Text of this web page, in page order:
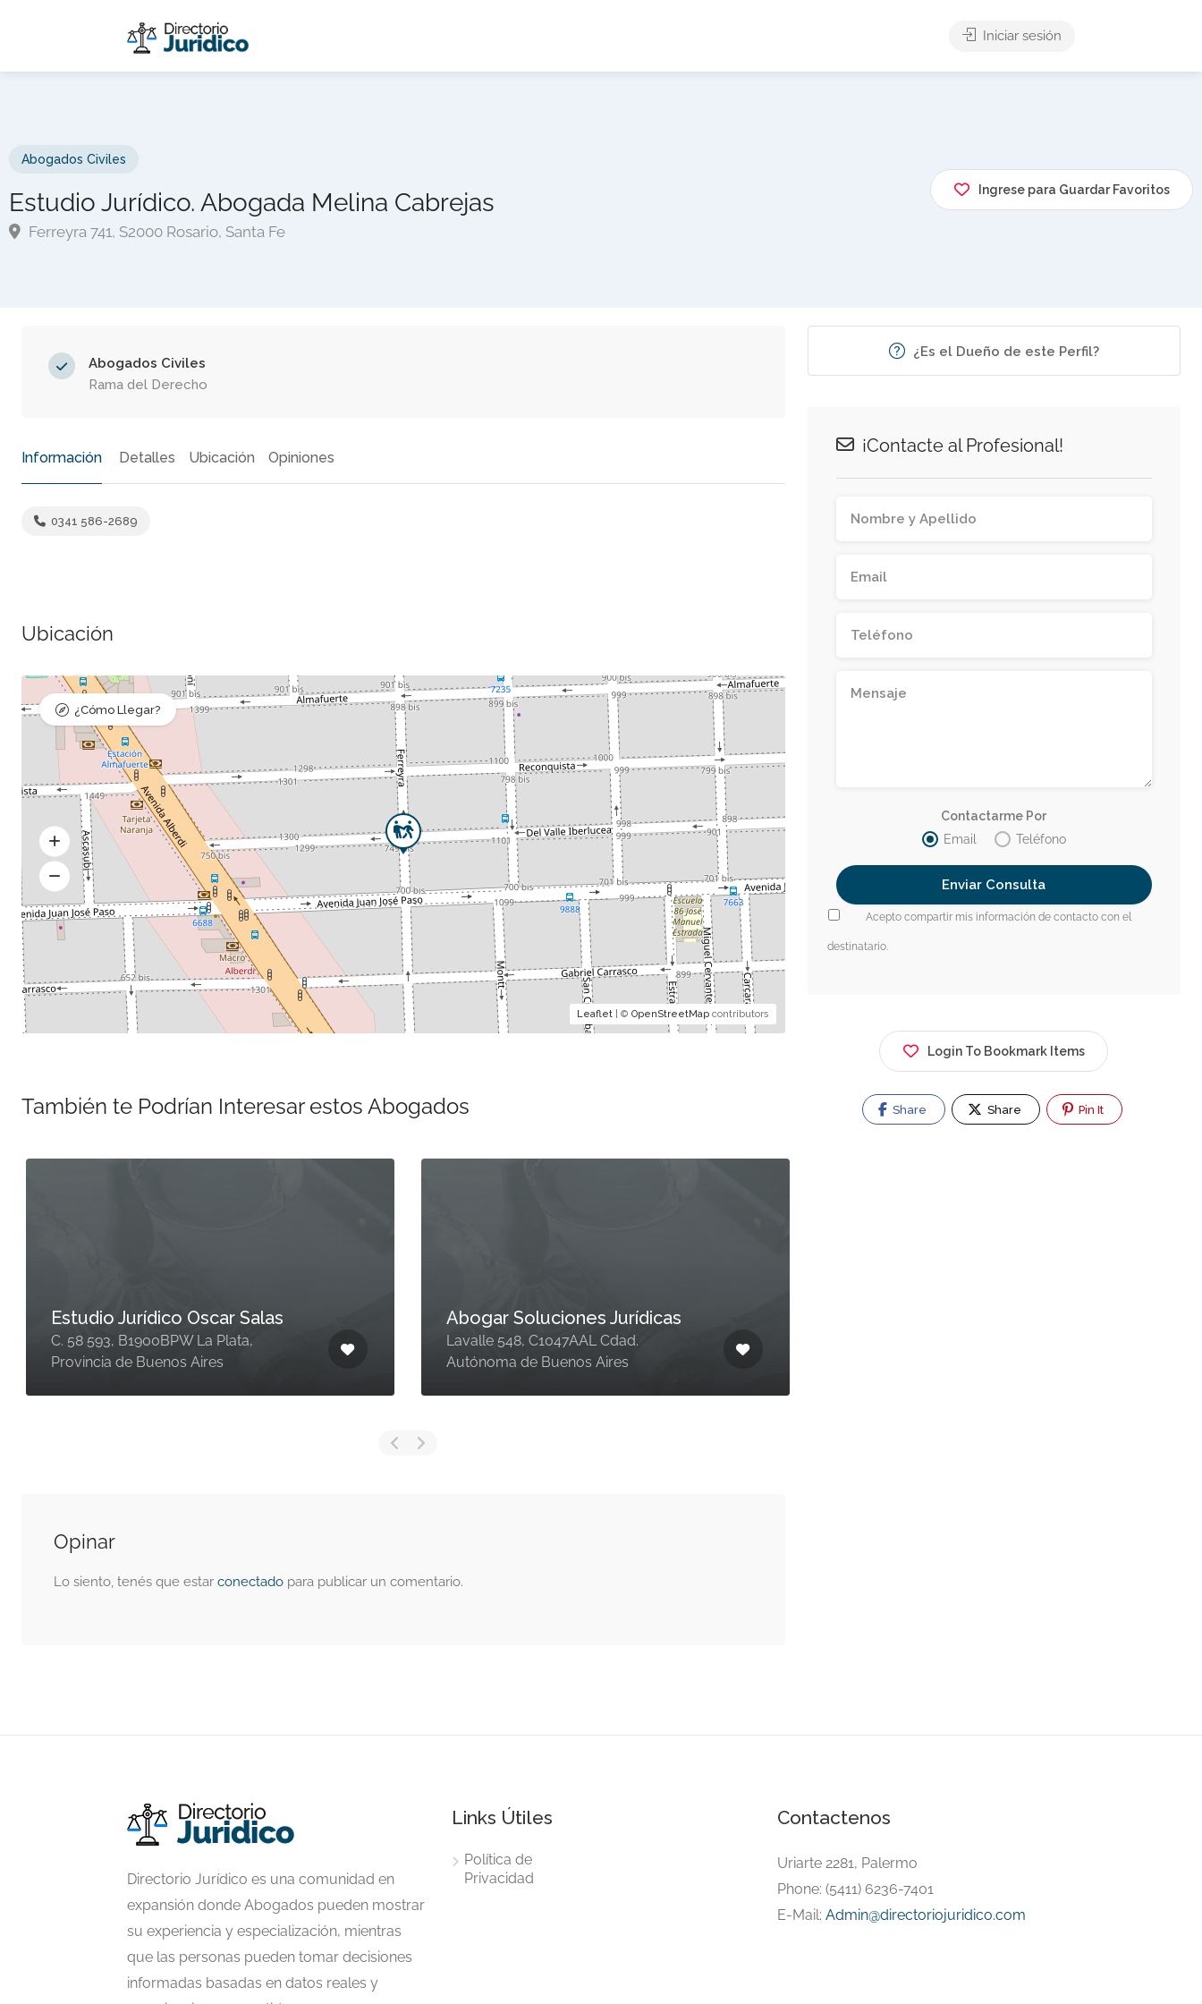
Iniciar sesión
Abogados Civiles
Estudio Jurídico. Abogada Melina Cabrejas
Ferreyra 741, S2000 Rosario, Santa Fe
Ingrese para Guardar Favoritos
Abogados Civiles
Rama del Derecho
Información Detalles Ubicación Opiniones
0341 586-2689
Ubicación
Leaflet | ©OpenStreetMap contributors
¿Cómo Llegar?
También te Podrían Interesar estos Abogados
Estudio Jurídico Oscar Salas
C. 58 593, B1900BPW La Plata,
Provincia de Buenos Aires
Abogar Soluciones Jurídicas
Lavalle 548, C1047AAL Cdad.
Autónoma de Buenos Aires
Opinar
Lo siento, tenés que estarconectado para publicar un comentario.
¿Es el Dueño de este Perfil?
¡Contacte al Profesional!
Contactarme Por
Email
Teléfono
Acepto compartir mis información de contacto con el
destinatario.
Login To Bookmark Items
Share Share Pin It
Directorio Jurídico es una comunidad en
expansión donde Abogados pueden mostrar
su experiencia y especialización, mientras
que las personas pueden tomar decisiones
informadas basadas en datos reales y
Links Útiles
Política de
Privacidad
Contactenos
Uriarte 2281, Palermo
Phone: (5411) 6236-7401
E-Mail: Admin@directoriojuridico.com